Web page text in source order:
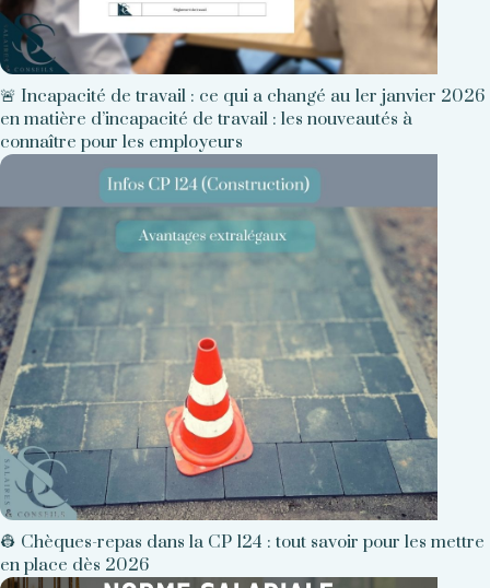
🚨 Incapacité de travail : ce qui a changé au 1er janvier 2026
en matière d’incapacité de travail : les nouveautés à
connaître pour les employeurs
👷 Chèques-repas dans la CP 124 : tout savoir pour les mettre
en place dès 2026